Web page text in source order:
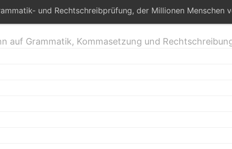
und Rechtschreibprüfung, der Millionen Menschen